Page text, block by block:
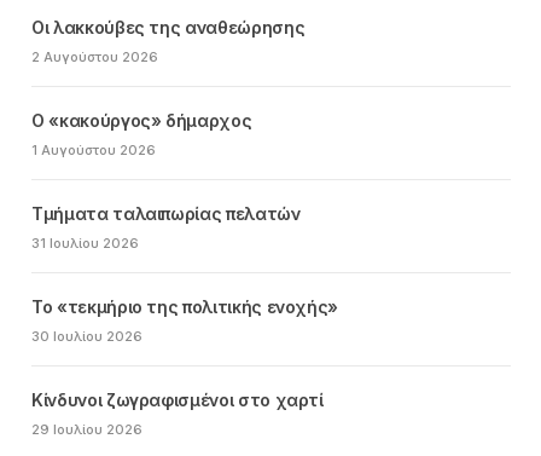
Οι λακκούβες της αναθεώρησης
2 Αυγούστου 2026
Ο «κακούργος» δήμαρχος
1 Αυγούστου 2026
Τμήματα ταλαιπωρίας πελατών
31 Ιουλίου 2026
Το «τεκμήριο της πολιτικής ενοχής»
30 Ιουλίου 2026
Κίνδυνοι ζωγραφισμένοι στο χαρτί
29 Ιουλίου 2026